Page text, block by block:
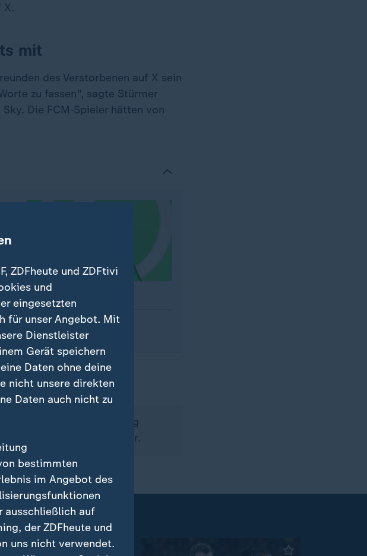
X.
mit
des Verstorbenen auf X sein
zu fassen", sagte Stürmer
Die FCM-Spieler hätten von
ZDFheute in dem Beitrag
02.12.2025 um 23:25 Uhr.
ZDFheute und ZDFtivi
und
eingesetzten
für unser Angebot. Mit
Dienstleister
Gerät speichern
Daten ohne deine
nicht unsere direkten
Daten auch nicht zu
bestimmten
im Angebot des
ausschließlich auf
der ZDFheute und
uns nicht verwendet.